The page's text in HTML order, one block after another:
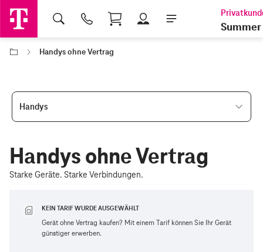
Shopping Cart
Summer
Handys ohne Vertrag
Handys
Handys ohne Vertrag
Starke Geräte. Starke Verbindungen.
KEIN TARIF WURDE AUSGEWÄHLT
Gerät ohne Vertrag kaufen? Mit einem Tarif können Sie Ihr Gerät
günstiger erwerben.